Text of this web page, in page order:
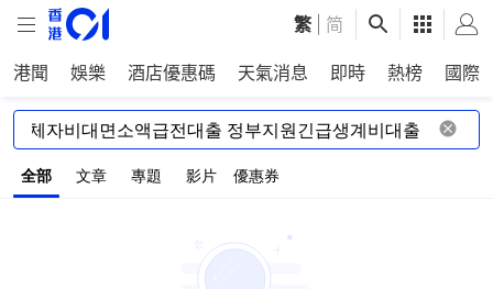
繁 简
港聞 娛樂 酒店優惠碼 天氣消息 即時 熱榜 國際